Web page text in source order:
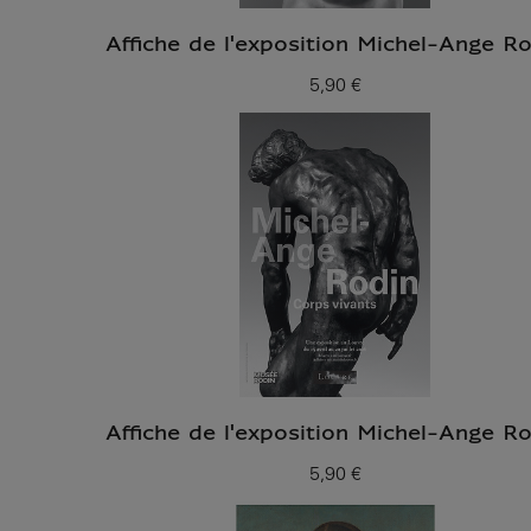
Affiche de l'exposition Michel-Ange
Prix ​​actuel
5,90 €
Affiche de l'exposition Michel-Ange
Prix ​​actuel
5,90 €